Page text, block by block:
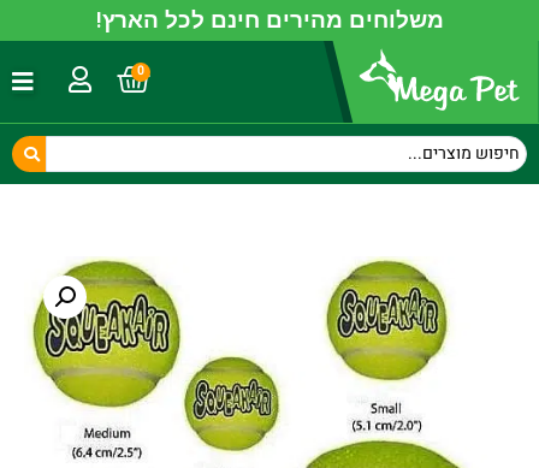
משלוחים מהירים חינם לכל הארץ!
0